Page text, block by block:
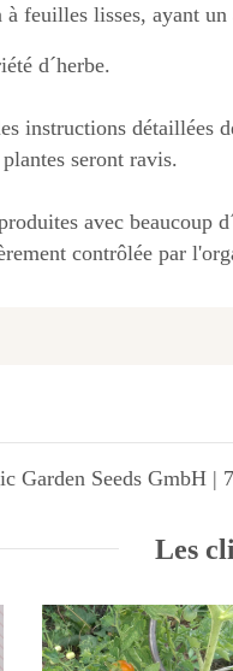
feuilles lisses, ayant
d´herbe.
instructions
seront ravis.
avec
contrôlée par
Seeds GmbH |
Les